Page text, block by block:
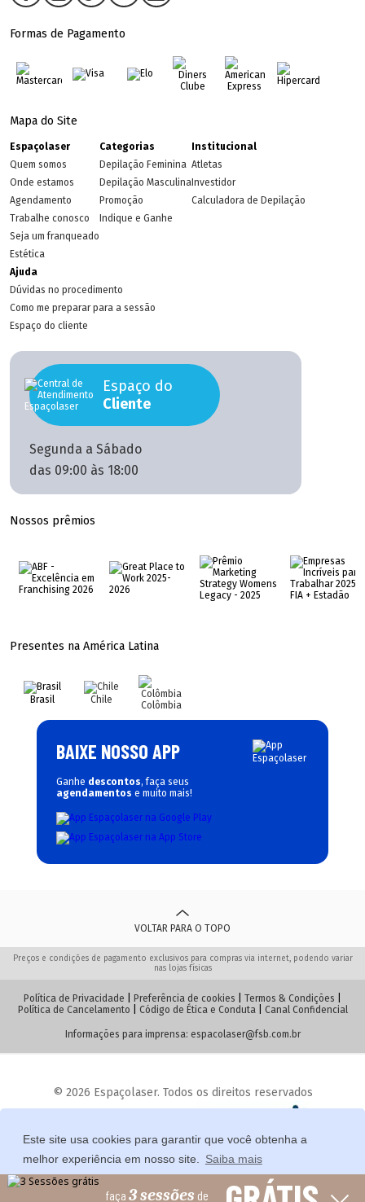
Este site usa cookies para garantir que você obtenha a
melhor experiência em nosso site. Saiba mais
Permitir cookies Preferências de Cookie
Formas de Pagamento
Mapa do Site
Espaçolaser
Quem somos
Onde estamos
Agendamento
Trabalhe conosco
Seja um franqueado
Estética
Categorias
Depilação Feminina
Depilação Masculina
Promoção
Indique e Ganhe
Institucional
Atletas
Investidor
Calculadora de Depilação
Ajuda
Dúvidas no procedimento
Como me preparar para a sessão
Espaço do cliente
Espaço do
Cliente
Segunda a Sábado
das 09:00 às 18:00
Nossos prêmios
Presentes na América Latina
Brasil Chile Colômbia
BAIXE NOSSO APP
Ganhe descontos, faça seus
agendamentos e muito mais!
VOLTAR PARA O TOPO
Preços e condições de pagamento exclusivos para compras via internet, podendo variar
nas lojas físicas
Política de Privacidade Preferência de cookies Termos & Condições
Política de Cancelamento
Código de Ética e Conduta| Canal Confidencial
Informações para imprensa: espacolaser@fsb.com.br
© 2026 Espaçolaser. Todos os direitos reservados
Desenvolvido com 💙 pela
faça 3 sessões de